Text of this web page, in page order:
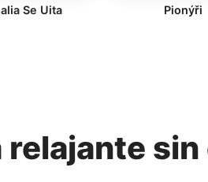
Se Uita Pionýři
relajante